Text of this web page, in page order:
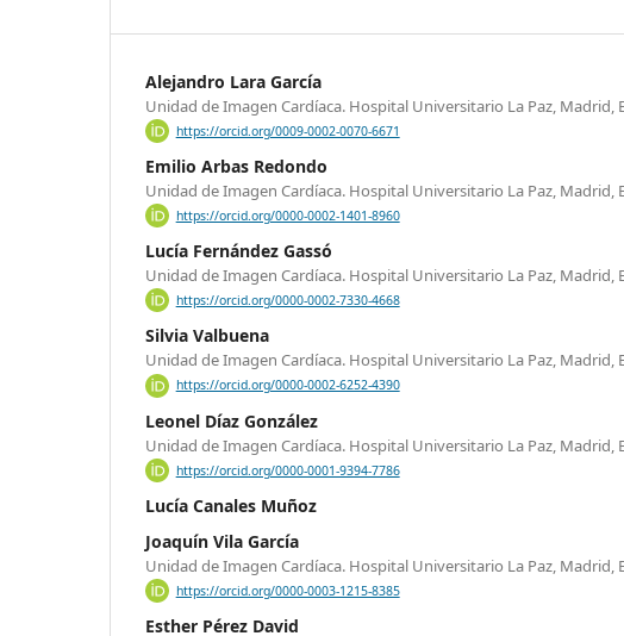
Alejandro Lara García
Unidad de Imagen Cardíaca. Hospital Universitario La Paz, Madrid,
https://orcid.org/0009-0002-0070-6671
Emilio Arbas Redondo
Unidad de Imagen Cardíaca. Hospital Universitario La Paz, Madrid,
https://orcid.org/0000-0002-1401-8960
Lucía Fernández Gassó
Unidad de Imagen Cardíaca. Hospital Universitario La Paz, Madrid,
https://orcid.org/0000-0002-7330-4668
Silvia Valbuena
Unidad de Imagen Cardíaca. Hospital Universitario La Paz, Madrid,
https://orcid.org/0000-0002-6252-4390
Leonel Díaz González
Unidad de Imagen Cardíaca. Hospital Universitario La Paz, Madrid,
https://orcid.org/0000-0001-9394-7786
Lucía Canales Muñoz
Joaquín Vila García
Unidad de Imagen Cardíaca. Hospital Universitario La Paz, Madrid,
https://orcid.org/0000-0003-1215-8385
Esther Pérez David